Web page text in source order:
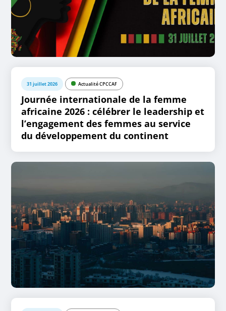
31 juillet 2026 Actualité CPCCAF
Journée internationale de la femme
africaine 2026 : célébrer le leadership et
l’engagement des femmes au service
du développement du continent